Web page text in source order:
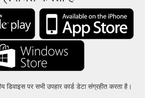
पर सभी उपहार कार्ड डेटा संग्रहीत करता है।